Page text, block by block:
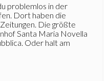
problemlos in der
Dort haben die
Die größte
Santa Maria Novella
Oder halt am